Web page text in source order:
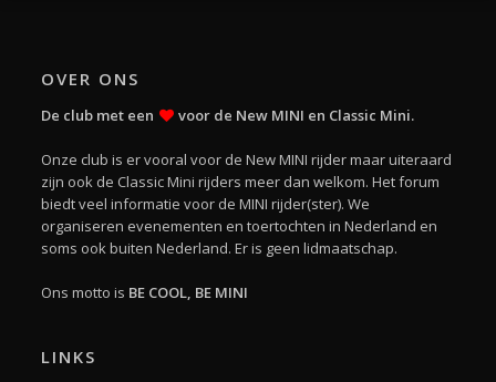
OVER ONS
De club met een voor de New MINI en Classic Mini.
Onze club is er vooral voor de New MINI rijder maar uiteraard
zijn ook de Classic Mini rijders meer dan welkom. Het forum
biedt veel informatie voor de MINI rijder(ster). We
organiseren evenementen en toertochten in Nederland en
soms ook buiten Nederland. Er is geen lidmaatschap.
Ons motto is BE COOL, BE MINI
LINKS